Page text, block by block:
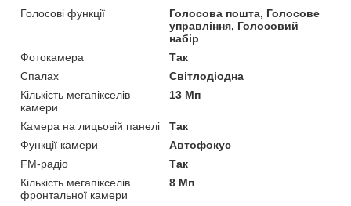
Голосові функції
Голосова пошта, Голосове
управління, Голосовий
набір
Фотокамера
Так
Спалах
Світлодіодна
Кількість мегапікселів
камери
13 Мп
Камера на лицьовій панелі
Так
Функції камери
Автофокус
FM-радіо
Так
Кількість мегапікселів
фронтальної камери
8 Мп